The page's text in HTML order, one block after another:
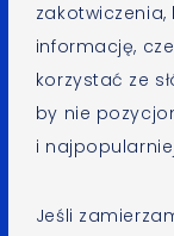
informację,
korzystać ze
by nie
i
Jeśli